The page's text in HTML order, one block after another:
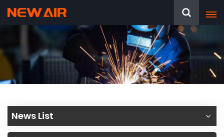
News List